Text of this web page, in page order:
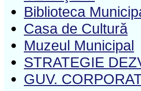
Biblioteca
Casa de Cultură
Muzeul Municipal
STRATEGIE
GUV.